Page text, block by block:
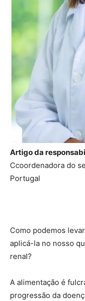
Artigo da
Ccoordenadora do
Portugal
Como podemos
aplicá-la no nosso
renal?
A alimentação é
progressão da